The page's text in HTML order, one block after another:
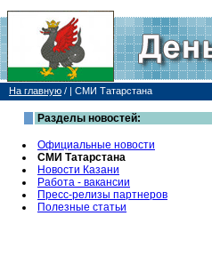
На главную / | СМИ Татарстана
Разделы новостей:
Официальные новости
СМИ Татарстана
Новости Казани
Работа - вакансии
Пресс-релизы партнеров
Полезные статьи